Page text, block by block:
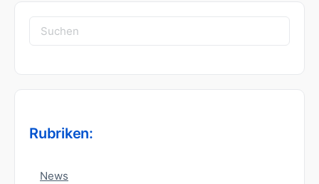
Suchen
nach:
Rubriken:
News